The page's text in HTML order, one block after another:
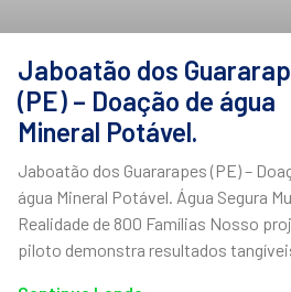
Jaboatão dos
(PE) – Doação de água
Mineral Potável.
Jaboatão dos Guararapes (PE) –
água Mineral Potável. Água Segura
Realidade de 800 Famílias Nosso
piloto demonstra resultados